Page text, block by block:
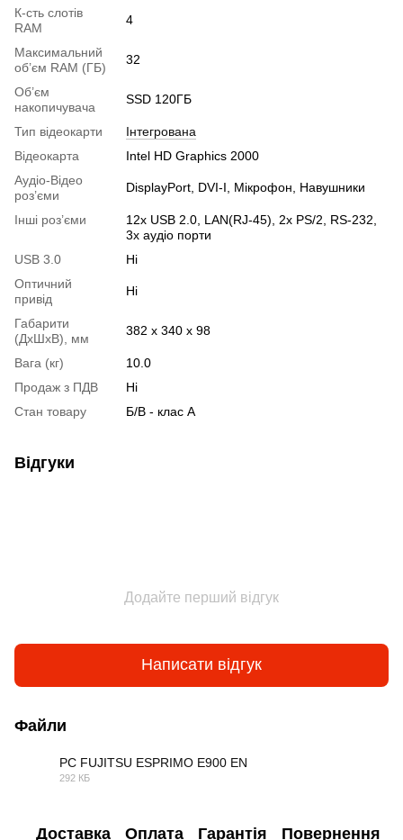
К-сть слотів
RAM
4
Максимальний
об’єм RAM (ГБ)
32
Об’єм
накопичувача
SSD 120ГБ
Тип відеокарти
Інтегрована
Відеокарта
Intel HD Graphics 2000
Аудіо-Відео
роз’єми
DisplayPort, DVI-I, Мікрофон, Навушники
Інші роз’єми
12x USB 2.0, LAN(RJ-45), 2x PS/2, RS-232,
3x аудіо порти
USB 3.0
Ні
Оптичний
привід
Ні
Габарити
(ДхШхВ), мм
382 x 340 x 98
Вага (кг)
10.0
Продаж з ПДВ
Ні
Стан товару
Б/В - клас А
Відгуки
Додайте перший відгук
Написати відгук
Файли
PC FUJITSU ESPRIMO E900 EN
292 КБ
Доставка Оплата Гарантія Повернення